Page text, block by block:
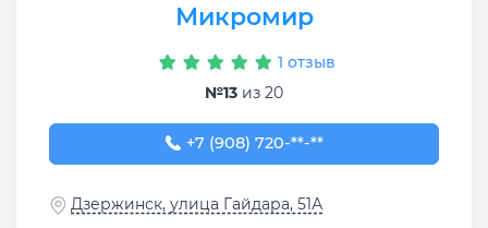
Микромир
1 отзыв
№13 из 20
+7 (908) 720-22-22
+7 (908) 720-**-**
Дзержинск, улица Гайдара, 51А